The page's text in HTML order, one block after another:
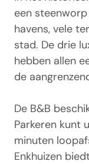
een
havens, vele
stad. De drie
hebben allen
de
De B&B
Parkeren kunt
minuten
Enkhuizen